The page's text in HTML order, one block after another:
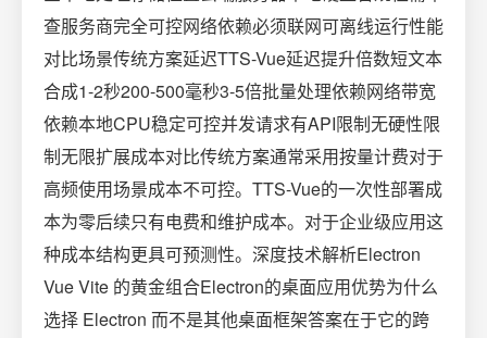
查服务商完全可控网络依赖必须联网可离线运行性能
对比场景传统方案延迟TTS-Vue延迟提升倍数短文本
合成1-2秒200-500毫秒3-5倍批量处理依赖网络带宽
依赖本地CPU稳定可控并发请求有API限制无硬性限
制无限扩展成本对比传统方案通常采用按量计费对于
高频使用场景成本不可控。TTS-Vue的一次性部署成
本为零后续只有电费和维护成本。对于企业级应用这
种成本结构更具可预测性。深度技术解析Electron
Vue Vite 的黄金组合Electron的桌面应用优势为什么
选择 Electron 而不是其他桌面框架答案在于它的跨